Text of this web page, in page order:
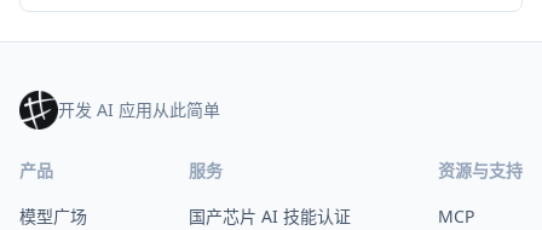
开发 AI 应用从此简单
产品
模型广场
服务
国产芯片 AI 技能认证
资源与支持
MCP